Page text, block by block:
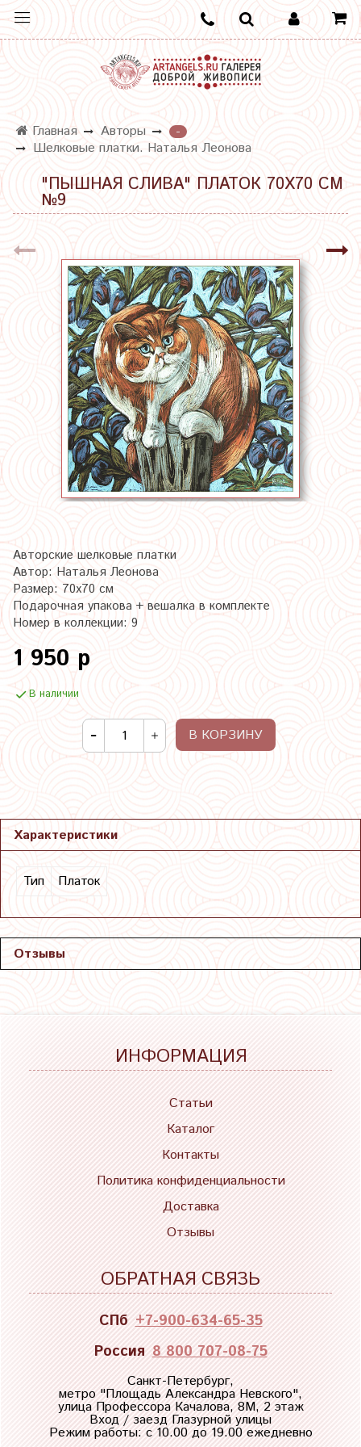
Главная Авторы
-
Шелковые платки. Наталья Леонова
"ПЫШНАЯ СЛИВА" ПЛАТОК 70Х70 СМ
№9
Авторские шелковые платки
Автор: Наталья Леонова
Размер: 70х70 см
Подарочная упакова + вешалка в комплекте
Номер в коллекции: 9
1 950 р
В наличии
В КОРЗИНУ
Характеристики
Тип Платок
Отзывы
ИНФОРМАЦИЯ
Статьи
Каталог
Контакты
Политика конфиденциальности
Доставка
Отзывы
ОБРАТНАЯ СВЯЗЬ
СПб +7-900-634-65-35
Россия 8 800 707-08-75
Санкт-Петербург,
метро "Площадь Александра Невского",
улица Профессора Качалова, 8М, 2 этаж
Вход / заезд Глазурной улицы
Режим работы: с 10.00 до 19.00 ежедневно